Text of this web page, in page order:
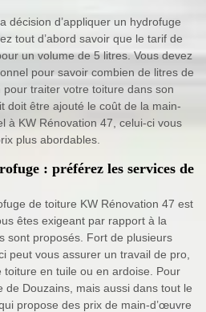
décision d’appliquer un hydrofuge
tout d’abord savoir que le tarif de
un volume de 5 litres. Vous devez
pour savoir combien de litres de
traiter votre toiture dans son
doit être ajouté le coût de la main-
à KW Rénovation 47, celui-ci vous
plus abordables.
: préférez les services de
de toiture KW Rénovation 47 est
êtes exigeant par rapport à la
sont proposés. Fort de plusieurs
peut vous assurer un travail de pro,
toiture en tuile ou en ardoise. Pour
de Douzains, mais aussi dans tout le
propose des prix de main-d’œuvre